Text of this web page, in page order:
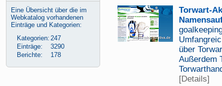
Torwart-
über
Außerdem
[Details]
Eine Übersicht über die im
Webkatalog vorhandenen
Einträge und Kategorien:
Kategorien: 247
Einträge:
3290
Berichte:
178